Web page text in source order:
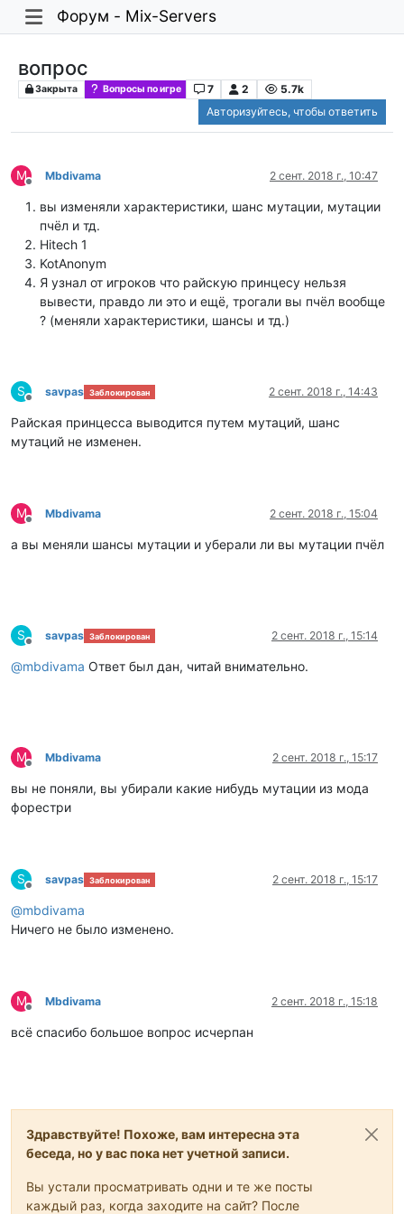
Форум - Mix-Servers
вопрос
Закрыта Вопросы по игре 7 2
5.7k
Авторизуйтесь, чтобы ответить
M
Не в сети
Mbdivama 2 сент. 2018 г., 10:47
вы изменяли характеристики, шанс мутации, мутации
пчёл и тд.
Hitech 1
KotAnonym
Я узнал от игроков что райскую принцесу нельзя
вывести, правдо ли это и ещё, трогали вы пчёл вообще
? (меняли характеристики, шансы и тд.)
S
Не в сети
savpas Заблокирован 2 сент. 2018 г., 14:43
Райская принцесса выводится путем мутаций, шанс
мутаций не изменен.
M
Не в сети
Mbdivama 2 сент. 2018 г., 15:04
а вы меняли шансы мутации и уберали ли вы мутации пчёл
S
Не в сети
savpas Заблокирован 2 сент. 2018 г., 15:14
@mbdivama Ответ был дан, читай внимательно.
M
Не в сети
Mbdivama 2 сент. 2018 г., 15:17
вы не поняли, вы убирали какие нибудь мутации из мода
форестри
S
Не в сети
savpas Заблокирован 2 сент. 2018 г., 15:17
@mbdivama
Ничего не было изменено.
M
Не в сети
Mbdivama 2 сент. 2018 г., 15:18
всё спасибо большое вопрос исчерпан
Здравствуйте! Похоже, вам интересна эта
беседа, но у вас пока нет учетной записи.
Вы устали просматривать одни и те же посты
каждый раз, когда заходите на сайт? После